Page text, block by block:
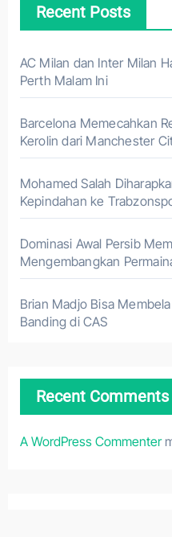
Recent Posts
AC Milan dan Inter Milan
Perth Malam Ini
Barcelona Memecahkan
Kerolin dari Manchester
Mohamed Salah
Kepindahan ke
Dominasi Awal Persib
Mengembangkan
Brian Madjo Bisa
Banding di CAS
Recent Comments
A WordPress Commenter